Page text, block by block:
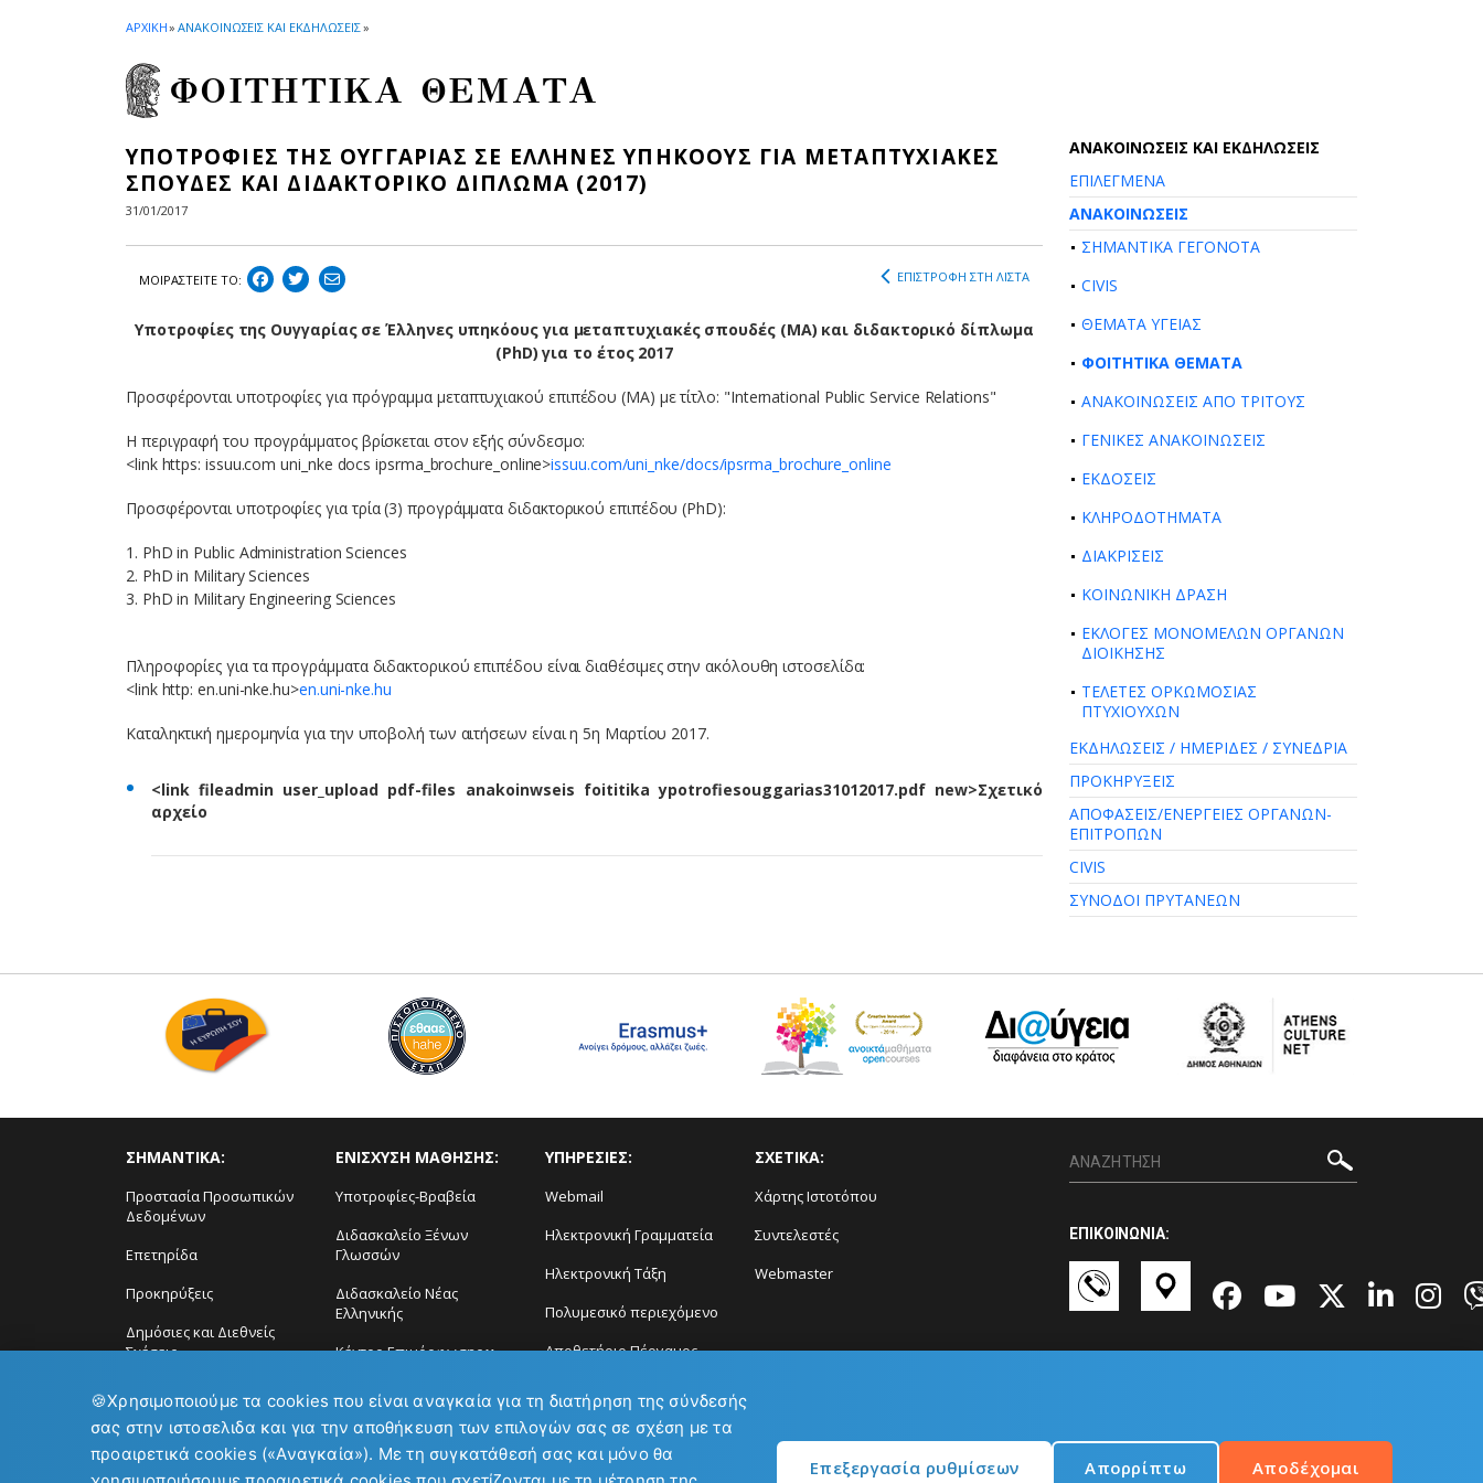
ΑΡΧΙΚΗ» ΑΝΑΚΟΙΝΩΣΕΙΣ ΚΑΙ ΕΚΔΗΛΩΣΕΙΣ»
ΦΟΙΤΗΤΙΚΑ ΘΕΜΑΤΑ
ΥΠΟΤΡΟΦΙΕΣ ΤΗΣ ΟΥΓΓΑΡΙΑΣ ΣΕ ΕΛΛΗΝΕΣ ΥΠΗΚΟΟΥΣ ΓΙΑ ΜΕΤΑΠΤΥΧΙΑΚΕΣ
ΣΠΟΥΔΕΣ ΚΑΙ ΔΙΔΑΚΤΟΡΙΚΟ ΔΙΠΛΩΜΑ (2017)
31/01/2017
ΜΟΙΡΑΣΤEIΤΕ ΤΟ: ΕΠΙΣΤΡΟΦΗ ΣΤΗ ΛΙΣΤΑ
Υποτροφίες της Ουγγαρίας σε Έλληνες υπηκόους για μεταπτυχιακές σπουδές (MA) και διδακτορικό δίπλωμα
(PhD) για το έτος 2017
Προσφέρονται υποτροφίες για πρόγραμμα μεταπτυχιακού επιπέδου (MA) με τίτλο: "International Public Service Relations"
Η περιγραφή του προγράμματος βρίσκεται στoν εξής σύνδεσμο:
<link https: issuu.com uni_nke docs ipsrma_brochure_online>issuu.com/uni_nke/docs/ipsrma_brochure_online
Προσφέρονται υποτροφίες για τρία (3) προγράμματα διδακτορικού επιπέδου (PhD):
1. PhD in Public Administration Sciences
2. PhD in Military Sciences
3. PhD in Military Engineering Sciences
Πληροφορίες για τα προγράμματα διδακτορικού επιπέδου είναι διαθέσιμες στην ακόλουθη ιστοσελίδα:
<link http: en.uni-nke.hu>en.uni-nke.hu
Καταληκτική ημερομηνία για την υποβολή των αιτήσεων είναι η 5η Μαρτίου 2017.
<link fileadmin user_upload pdf-files anakoinwseis foititika ypotrofiesouggarias31012017.pdf new>Σχετικό
αρχείο
AΝΑΚΟΙΝΩΣΕΙΣ ΚΑΙ ΕΚΔΗΛΩΣΕΙΣ
ΕΠΙΛΕΓΜΕΝΑ
ΑΝΑΚΟΙΝΩΣΕΙΣ
ΣΗΜΑΝΤΙΚΑ ΓΕΓΟΝΟΤΑ
CIVIS
ΘΕΜΑΤΑ ΥΓΕΙΑΣ
ΦΟΙΤΗΤΙΚΑ ΘΕΜΑΤΑ
ΑΝΑΚΟΙΝΩΣΕΙΣ ΑΠΟ ΤΡΙΤΟΥΣ
ΓΕΝΙΚΕΣ ΑΝΑΚΟΙΝΩΣΕΙΣ
ΕΚΔΟΣΕΙΣ
ΚΛΗΡΟΔΟΤΗΜΑΤΑ
ΔΙΑΚΡΙΣΕΙΣ
ΚΟΙΝΩΝΙΚΗ ΔΡΑΣΗ
ΕΚΛΟΓΕΣ ΜΟΝΟΜΕΛΩΝ ΟΡΓΑΝΩΝ
ΔΙΟΙΚΗΣΗΣ
ΤΕΛΕΤΕΣ ΟΡΚΩΜΟΣΙΑΣ
ΠΤΥΧΙΟΥΧΩΝ
ΕΚΔΗΛΩΣΕΙΣ / ΗΜΕΡΙΔΕΣ / ΣΥΝΕΔΡΙΑ
ΠΡΟΚΗΡΥΞΕΙΣ
ΑΠΟΦΑΣΕΙΣ/ΕΝΕΡΓΕΙΕΣ ΟΡΓΑΝΩΝ-
ΕΠΙΤΡΟΠΩΝ
CIVIS
ΣΥΝΟΔΟΙ ΠΡΥΤΑΝΕΩΝ
ΣΗΜΑΝΤΙΚΑ:
Προστασία Προσωπικών
Δεδομένων
Επετηρίδα
Προκηρύξεις
Δημόσιες και Διεθνείς
Σχέσεις
ΕΝΙΣΧΥΣΗ ΜΑΘΗΣΗΣ:
Υποτροφίες-Βραβεία
Διδασκαλείο Ξένων
Γλωσσών
Διδασκαλείο Νέας
Ελληνικής
Κέντρο Επιμόρφωσης ϗ
ΥΠΗΡΕΣΙΕΣ:
Webmail
Ηλεκτρονική Γραμματεία
Ηλεκτρονική Τάξη
Πολυμεσικό περιεχόμενο
Αποθετήριο Πέργαμος
Διάγνωση και Πρόγνωση
Φαινομένων
ΣΧΕΤΙΚΑ:
Χάρτης Ιστοτόπου
Συντελεστές
Webmaster
ΕΠΙΚΟΙΝΩΝΙΑ:
🍪Χρησιμοποιούμε τα cookies που είναι αναγκαία για τη διατήρηση της σύνδεσής
σας στην ιστοσελιδα και για την αποθήκευση των επιλογών σας σε σχέση με τα
προαιρετικά cookies («Αναγκαία»). Με τη συγκατάθεσή σας και μόνο θα
Επεξεργασία ρυθμίσεων Απορρίπτω Αποδέχομαι